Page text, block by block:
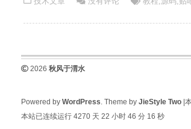
2026秋风于渭水
Powered byWordPress. Theme byJieStyle Two |
本站已连续运行 4270 天 22 小时 46 分 16 秒